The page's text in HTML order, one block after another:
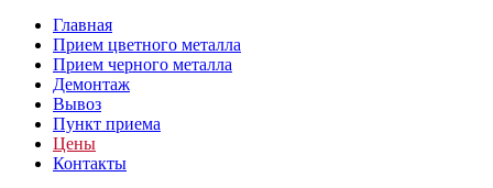
Главная
Прием цветного металла
Прием черного металла
Демонтаж
Вывоз
Пункт приема
Цены
Контакты